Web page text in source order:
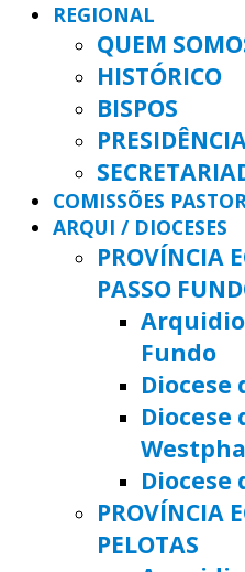
REGIONAL
QUEM
HISTÓRICO
BISPOS
COMISSÕES
ARQUI / DIOCESES
PROVÍNCIA
PASSO
Fundo
Diocese
Diocese
Diocese
PROVÍNCIA
PELOTAS